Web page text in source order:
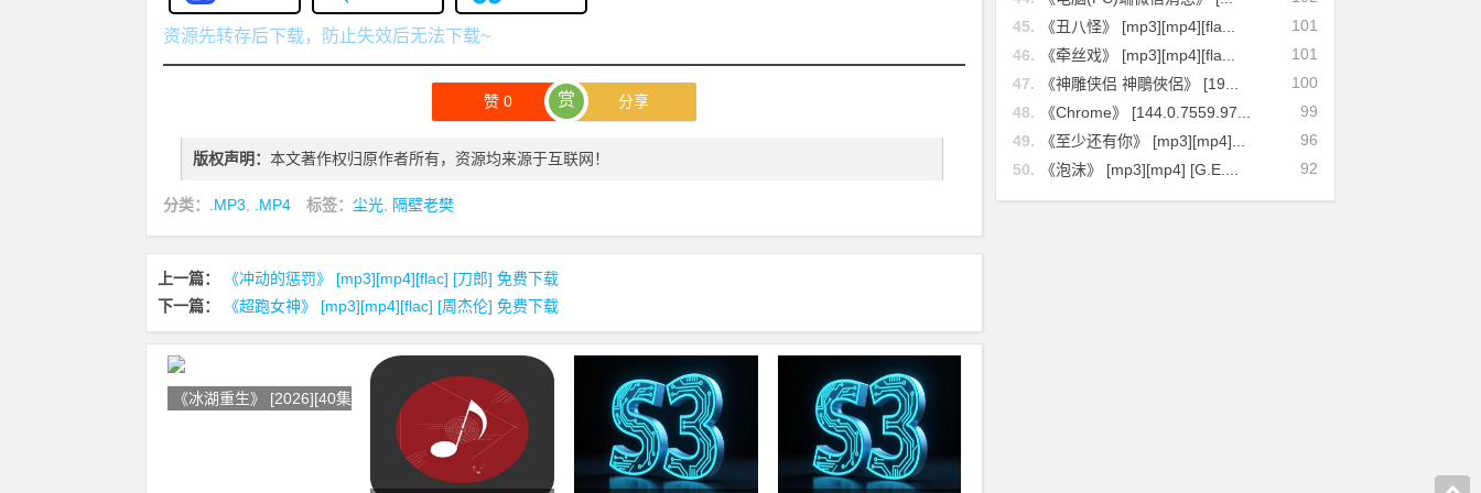
资源先转存后下载，防止失效后无法下载~
赞 0 赏 分享
版权声明：本文著作权归原作者所有，资源均来源于互联网！
分类： .MP3 .MP4 标签： 尘光 隔壁老樊
上一篇：
《冲动的惩罚》 [mp3][mp4][flac] [刀郎] 免费下载
下一篇：
《超跑女神》 [mp3][mp4][flac] [周杰伦] 免费下载
《冰湖重生》 [2026][40集] [剧情
101
45.
《丑八怪》 [mp3][mp4][fla...
101
46.
《牵丝戏》 [mp3][mp4][fla...
100
47.
《神雕侠侣 神鵰俠侶》 [19...
99
48.
《Chrome》 [144.0.7559.97...
96
49.
《至少还有你》 [mp3][mp4]...
92
50. 《泡沫》 [mp3][mp4] [G.E....